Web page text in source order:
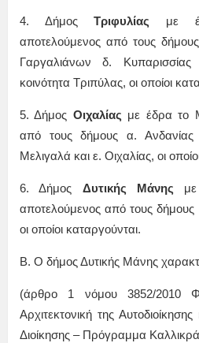
4. ΔήμοςΤριφυλίας με
αποτελούμενος από τους
Γαργαλιάνων δ.
κοινότητα Τριπύλας, οι οποίοι
5. Δήμος Οιχαλίας με έδρα το
από τους δήμους α.
Μελιγαλά και ε. Οιχαλίας, οι
6. Δήμος Δυτικής Μάνης με
αποτελούμενος από τους δήμους
οι οποίοι καταργούνται.
Β. Ο δήμος Δυτικής Μάνης
(άρθρο 1 νόμου 3852/2010
Αρχιτεκτονική της
Διοίκησης – Πρόγραμμα